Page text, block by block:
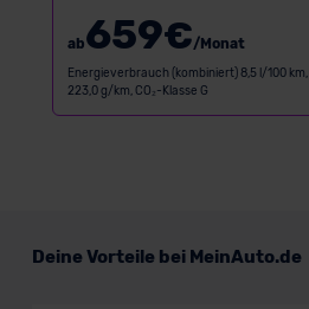
ab659€/Monat
Energieverbrauch (kombiniert) 8,5 l/100
223,0 g/km, CO₂-Klasse G
Deine Vorteile bei MeinAuto.de